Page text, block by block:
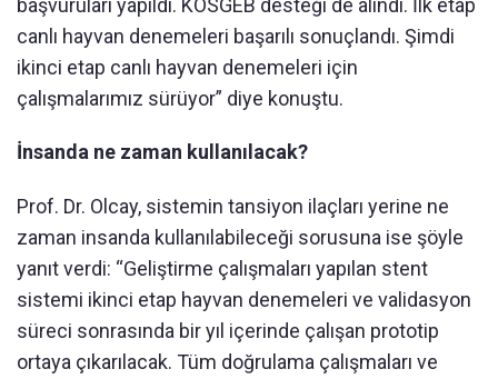
başvuruları yapıldı. KOSGEB desteği de alındı. İlk etap
canlı hayvan denemeleri başarılı sonuçlandı. Şimdi
ikinci etap canlı hayvan denemeleri için
çalışmalarımız sürüyor” diye konuştu.
İnsanda ne zaman kullanılacak?
Prof. Dr. Olcay, sistemin tansiyon ilaçları yerine ne
zaman insanda kullanılabileceği sorusuna ise şöyle
yanıt verdi: “Geliştirme çalışmaları yapılan stent
sistemi ikinci etap hayvan denemeleri ve validasyon
süreci sonrasında bir yıl içerinde çalışan prototip
ortaya çıkarılacak. Tüm doğrulama çalışmaları ve